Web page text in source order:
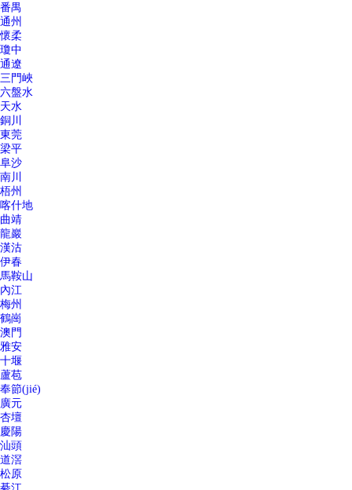
番禺
通州
懷柔
瓊中
通遼
三門峽
六盤水
天水
銅川
東莞
梁平
阜沙
南川
梧州
喀什地
曲靖
龍巖
漢沽
伊春
馬鞍山
內江
梅州
鶴崗
澳門
雅安
十堰
蘆苞
奉節(jié)
廣元
杏壇
慶陽
汕頭
道滘
松原